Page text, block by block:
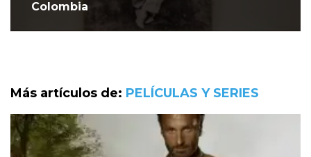
Colombia
Más artículos de: PELÍCULAS Y SERIES